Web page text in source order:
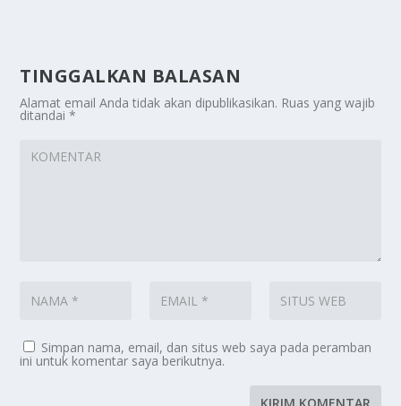
TINGGALKAN BALASAN
Alamat email Anda tidak akan dipublikasikan. Ruas yang wajib
ditandai*
Simpan nama, email, dan situs web saya pada peramban
ini untuk komentar saya berikutnya.